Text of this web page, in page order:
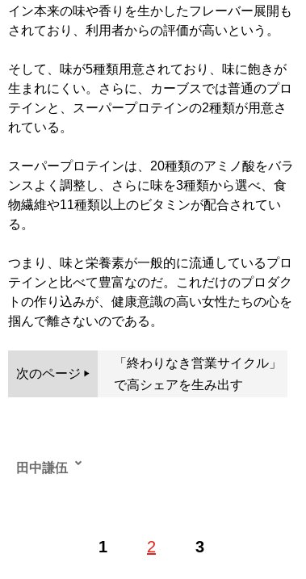
イン本来の味や香りを生かしたフレーバー展開も
されており、利用者からの評価が高いという。
そして、味が5種類用意されており、味に飽きが
生まれにくい。さらに、カーブスでは普通のプロ
テインと、スーパープロテインの2種類が用意さ
れている。
スーパープロテインは、20種類のアミノ酸をバラ
ンスよく調整し、さらに味を3種類から選べ、食
物繊維や11種類以上のビタミンが配合されてい
る。
つまり、味と栄養素が一般的に流通しているプロ
テインと比べて豊富なのだ。これだけのプロダク
トの作り込みが、健康意識の高い女性たちの心を
掴んで離さないのである。
次のページ
「終わりなき営業サイクル」
で高シェアを生み出す
1 2 3
田中謙伍
GROOVE CEO。慶應義塾大学環境情報学部卒業後、新